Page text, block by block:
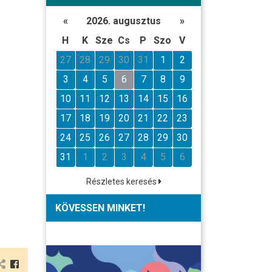
« 2026. augusztus
»
H
K Sze Cs P Szo
V
27
28 29 30 31 1
2
3
4 5 6 7 8
9
10
11 12 13 14 15
16
17
18 19 20 21 22
23
24
25 26 27 28 29
30
31
1 2 3 4 5 6
Részletes keresés
KÖVESSEN MINKET!